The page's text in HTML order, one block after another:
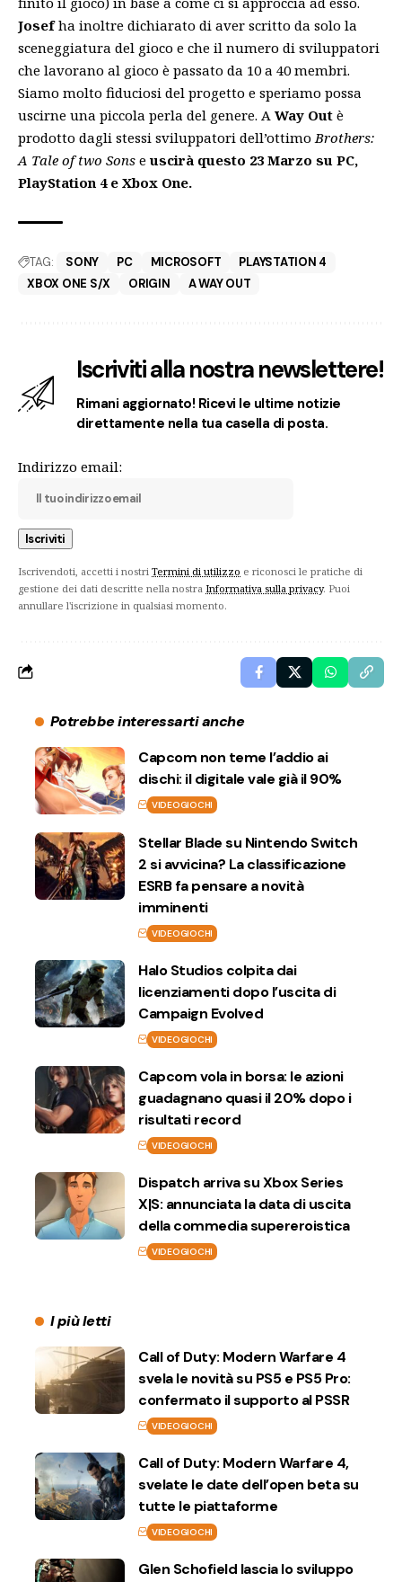
Josefha inoltre dichiarato di aver scritto da solo la
sceneggiatura del gioco e che il numero di sviluppatori
che lavorano al gioco è passato da 10 a 40 membri.
Siamo molto fiduciosi del progetto e speriamo possa
uscirne una piccola perla del genere. A Way Out è
prodotto dagli stessi sviluppatori dell’ottimo Brothers:
A Tale of two Sons e uscirà questo 23 Marzo su PC,
PlayStation 4 e Xbox One.
TAG: SONY PC MICROSOFT
PLAYSTATION 4
XBOX ONE S/X
ORIGIN A WAY OUT
Iscriviti alla nostra newslettere!
Rimani aggiornato! Ricevi le ultime notizie
direttamente nella tua casella di posta.
Indirizzo email:
Iscrivendoti, accetti i nostri Termini di utilizzo e riconosci le pratiche di
gestione dei dati descritte nella nostra Informativa sulla privacy. Puoi
annullare l'iscrizione in qualsiasi momento.
Potrebbe interessarti anche
Capcom non teme l’addio ai
dischi: il digitale vale già il 90%
VIDEOGIOCHI
Stellar Blade su Nintendo Switch
2 si avvicina? La classificazione
ESRB fa pensare a novità
imminenti
VIDEOGIOCHI
Halo Studios colpita dai
licenziamenti dopo l’uscita di
Campaign Evolved
VIDEOGIOCHI
Capcom vola in borsa: le azioni
guadagnano quasi il 20% dopo i
risultati record
VIDEOGIOCHI
Dispatch arriva su Xbox Series
X|S: annunciata la data di uscita
della commedia supereroistica
VIDEOGIOCHI
I più letti
Call of Duty: Modern Warfare 4
svela le novità su PS5 e PS5 Pro:
confermato il supporto al PSSR
VIDEOGIOCHI
Call of Duty: Modern Warfare 4,
svelate le date dell’open beta su
tutte le piattaforme
VIDEOGIOCHI
Glen Schofield lascia lo sviluppo